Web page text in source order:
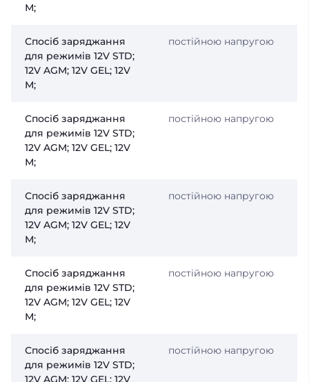
М;
Спосіб заряджання
для режимів 12V STD;
12V AGM; 12V GEL; 12V
М;
постійною напругою
Спосіб заряджання
для режимів 12V STD;
12V AGM; 12V GEL; 12V
М;
постійною напругою
Спосіб заряджання
для режимів 12V STD;
12V AGM; 12V GEL; 12V
М;
постійною напругою
Спосіб заряджання
для режимів 12V STD;
12V AGM; 12V GEL; 12V
М;
постійною напругою
Спосіб заряджання
для режимів 12V STD;
12V AGM; 12V GEL; 12V
постійною напругою